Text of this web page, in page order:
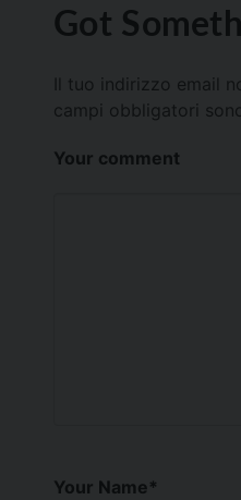
Got
Il tuo indirizzo email
campi obbligatori
Your comment
Your Name*